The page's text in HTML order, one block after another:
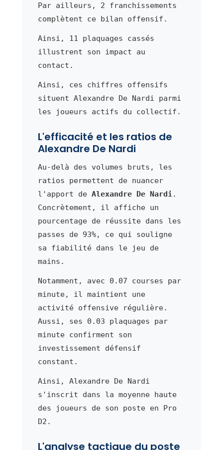
Par ailleurs, 2 franchissements
complètent ce bilan offensif.
Ainsi, 11 plaquages cassés
illustrent son impact au
contact.
Ainsi, ces chiffres offensifs
situent Alexandre De Nardi parmi
les joueurs actifs du collectif.
L'efficacité et les ratios de
Alexandre De Nardi
Au-delà des volumes bruts, les
ratios permettent de nuancer
l'apport de Alexandre De Nardi.
Concrètement, il affiche un
pourcentage de réussite dans les
passes de 93%, ce qui souligne
sa fiabilité dans le jeu de
mains.
Notamment, avec 0.07 courses par
minute, il maintient une
activité offensive régulière.
Aussi, ses 0.03 plaquages par
minute confirment son
investissement défensif
constant.
Ainsi, Alexandre De Nardi
s'inscrit dans la moyenne haute
des joueurs de son poste en Pro
D2.
L'analyse tactique du poste